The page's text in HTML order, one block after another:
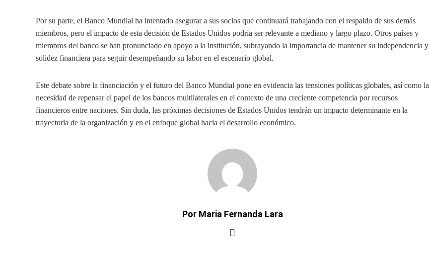
Por su parte, el Banco Mundial ha intentado asegurar a sus socios que continuará trabajando con el respaldo de sus demás
miembros, pero el impacto de esta decisión de Estados Unidos podría ser relevante a mediano y largo plazo. Otros países y
miembros del banco se han pronunciado en apoyo a la institución, subrayando la importancia de mantener su independencia y
solidez financiera para seguir desempeñando su labor en el escenario global.
Este debate sobre la financiación y el futuro del Banco Mundial pone en evidencia las tensiones políticas globales, así como la
necesidad de repensar el papel de los bancos multilaterales en el contexto de una creciente competencia por recursos
financieros entre naciones. Sin duda, las próximas decisiones de Estados Unidos tendrán un impacto determinante en la
trayectoria de la organización y en el enfoque global hacia el desarrollo económico.
Por Maria Fernanda Lara